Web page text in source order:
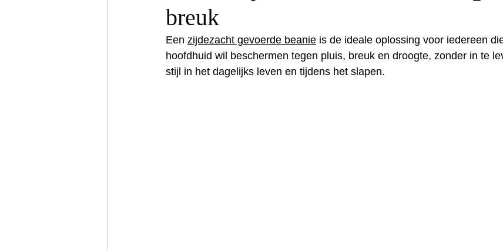
breuk
Een zijdezacht gevoerde beanie is de ideale oplossing voor iedereen
hoofdhuid wil beschermen tegen pluis, breuk en droogte, zonder in te
stijl in het dagelijks leven en tijdens het slapen.